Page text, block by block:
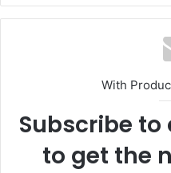
With
Subscribe
to get the